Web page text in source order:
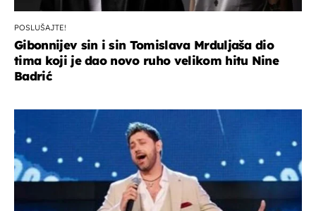
POSLUŠAJTE!
Gibonnijev sin i sin Tomislava Mrduljaša dio
tima koji je dao novo ruho velikom hitu Nine
Badrić